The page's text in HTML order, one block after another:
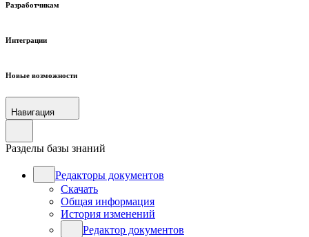
Разработчикам
Интеграции
Новые возможности
Навигация
Разделы базы знаний
Редакторы документов
Скачать
Общая информация
История изменений
Редактор документов